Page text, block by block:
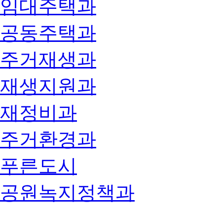
임대주택과
공동주택과
주거재생과
재생지원과
재정비과
주거환경과
푸른도시
공원녹지정책과